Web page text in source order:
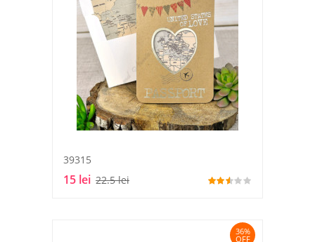
39315
15 lei 22.5 lei
36%
OFF